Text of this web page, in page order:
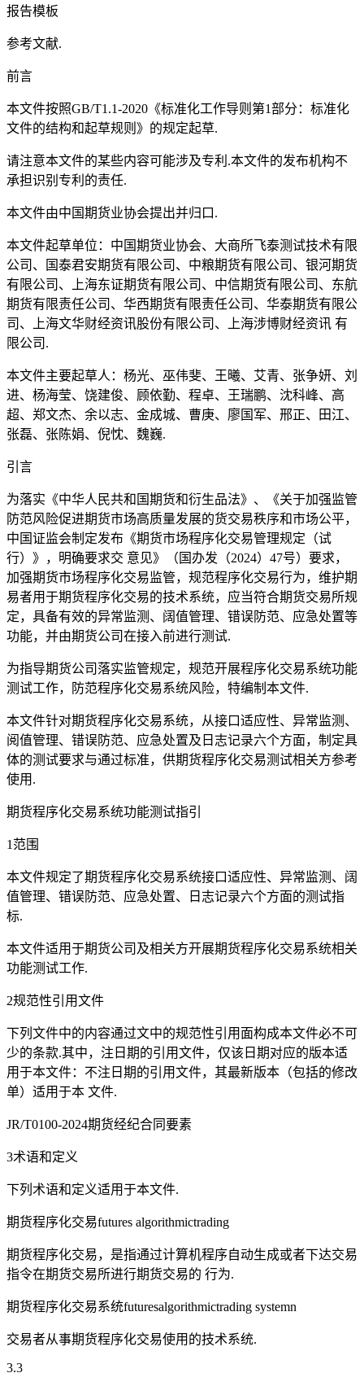
报告模板
参考文献.
前言
本文件按照GB/T1.1-2020《标准化工作导则第1部分：标准化
文件的结构和起草规则》的规定起草.
请注意本文件的某些内容可能涉及专利.本文件的发布机构不
承担识别专利的责任.
本文件由中国期货业协会提出并归口.
本文件起草单位：中国期货业协会、大商所飞泰测试技术有限
公司、国泰君安期货有限公司、中粮期货有限公司、银河期货
有限公司、上海东证期货有限公司、中信期货有限公司、东航
期货有限责任公司、华西期货有限责任公司、华泰期货有限公
司、上海文华财经资讯股份有限公司、上海涉博财经资讯 有
限公司.
本文件主要起草人：杨光、巫伟斐、王曦、艾青、张争妍、刘
进、杨海莹、饶建俊、顾依勤、程卓、王瑞鹏、沈科峰、高
超、郑文杰、余以志、金成城、曹庚、廖国军、邢正、田江、
张磊、张陈娟、倪忱、魏巍.
引言
为落实《中华人民共和国期货和衍生品法》、《关于加强监管
防范风险促进期货市场高质量发展的货交易秩序和市场公平，
中国证监会制定发布《期货市场程序化交易管理规定（试
行）》，明确要求交 意见》（国办发（2024）47号）要求，
加强期货市场程序化交易监管，规范程序化交易行为，维护期
易者用于期货程序化交易的技术系统，应当符合期货交易所规
定，具备有效的异常监测、阔值管理、错误防范、应急处置等
功能，并由期货公司在接入前进行测试.
为指导期货公司落实监管规定，规范开展程序化交易系统功能
测试工作，防范程序化交易系统风险，特编制本文件.
本文件针对期货程序化交易系统，从接口适应性、异常监测、
阅值管理、错误防范、应急处置及日志记录六个方面，制定具
体的测试要求与通过标准，供期货程序化交易测试相关方参考
使用.
期货程序化交易系统功能测试指引
1范围
本文件规定了期货程序化交易系统接口适应性、异常监测、阔
值管理、错误防范、应急处置、日志记录六个方面的测试指
标.
本文件适用于期货公司及相关方开展期货程序化交易系统相关
功能测试工作.
2规范性引用文件
下列文件中的内容通过文中的规范性引用面构成本文件必不可
少的条款.其中，注日期的引用文件，仅该日期对应的版本适
用于本文件：不注日期的引用文件，其最新版本（包括的修改
单）适用于本 文件.
JR/T0100-2024期货经纪合同要素
3术语和定义
下列术语和定义适用于本文件.
期货程序化交易futures algorithmictrading
期货程序化交易，是指通过计算机程序自动生成或者下达交易
指令在期货交易所进行期货交易的 行为.
期货程序化交易系统futuresalgorithmictrading systemn
交易者从事期货程序化交易使用的技术系统.
3.3